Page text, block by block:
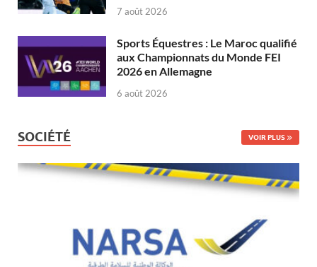
7 août 2026
Sports Équestres : Le Maroc qualifié
aux Championnats du Monde FEI
2026 en Allemagne
6 août 2026
SOCIÉTÉ VOIR PLUS